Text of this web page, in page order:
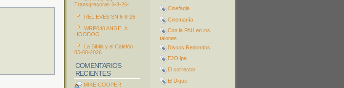
Cinefagia
Cinemanía
Con la PAH en los
talones
Discos Redondos
E2O lpa
El corrector
El Dique
Transgresoras 6-8-26-
RELIEVES SN 6-8-26
WRP048 ANGELA
HOODOO
La Biblia y el Calefón
05-08-2026
COMENTARIOS
RECIENTES
MIKE COOPER